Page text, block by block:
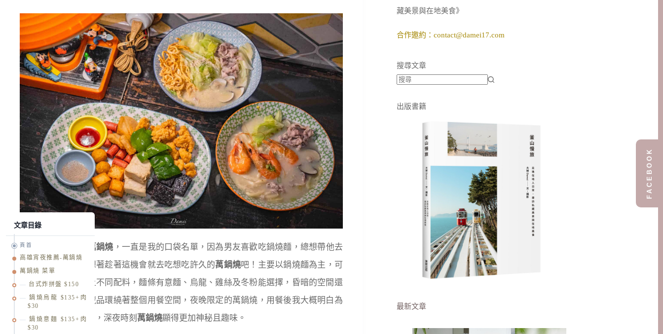
四維行政中心旁的 萬鍋燒 ，一直是我的口袋名單，因為男友喜歡吃鍋燒麵，總想帶他去
吃不同的鍋燒麵，想著趁著這機會就去吃想吃許久的萬鍋燒吧！主要以鍋燒麵為主，可
按照自己的喜好加上不同配料，麵條有意麵、烏龍、雞絲及冬粉能選擇，昏暗的空間還
有非常多主理人收藏品環繞著整個用餐空間，夜晚限定的萬鍋燒，用餐後我大概明白為
什麼只有晚上營業了，深夜時刻 萬鍋燒顯得更加神秘且趣味。
藏美景與在地美食》
合作邀約： contact@damei17.com
搜尋文章
出版書籍
最新文章
FACEBOOK
文章目錄
頁首
高雄宵夜推薦-萬鍋燒
萬鍋燒 菜單
台式炸拼盤 $150
鍋燒烏龍 $135+肉
$30
鍋燒意麵 $135+肉
$30